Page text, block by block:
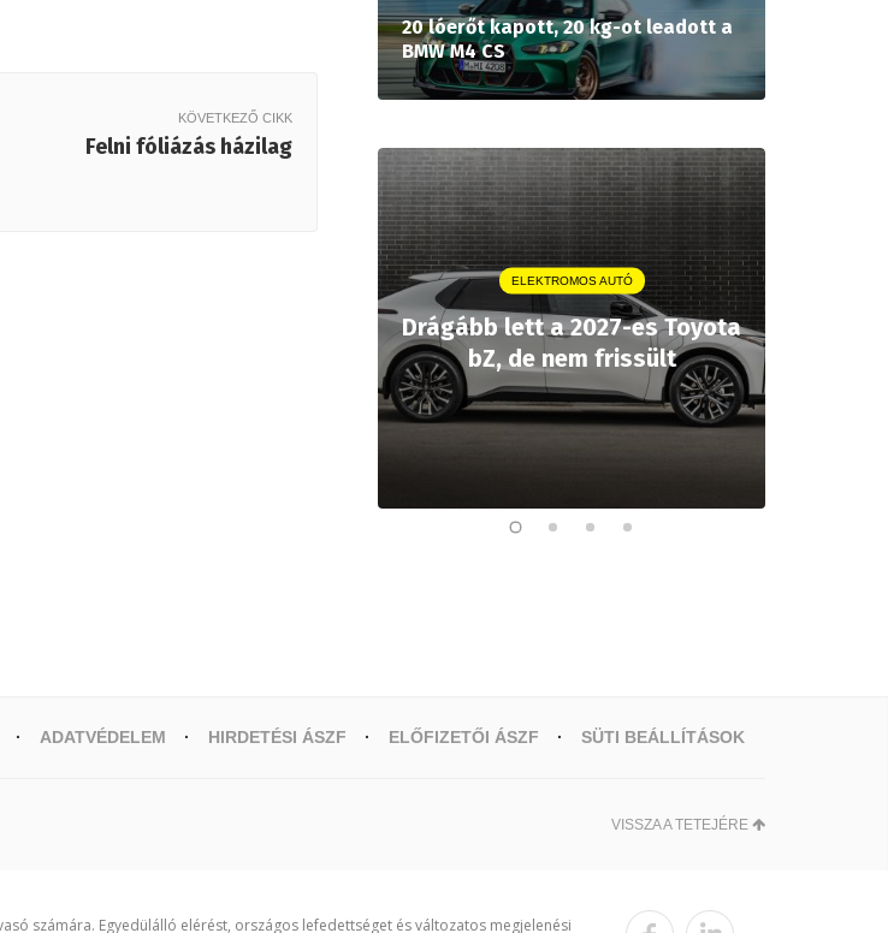
KÖVETKEZŐ CIKK
Felni fóliázás házilag
20 lóerőt kapott, 20 kg-ot leadott a
BMW M4 CS
ELEKTROMOS AUTÓ
Drágább lett a 2027-es Toyota
bZ, de nem frissült
ADATVÉDELEM HIRDETÉSI ÁSZF ELŐFIZETŐI ÁSZF SÜTI BEÁLLÍTÁSOK
VISSZA A TETEJÉRE
számára. Egyedülálló elérést, országos lefedettséget és változatos megjelenési